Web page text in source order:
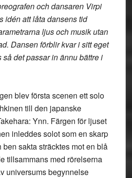
och dansaren Virpi
idén att låta dansens tid
ljus och musik utan
Dansen förblir kvar i sitt eget
så det passar in ännu bättre i
blev första scenen ett solo
till den japanske
Ynn. Färgen för ljuset
inleddes solot som en skarp
sakta sträcktes mot en blå
tillsammans med rörelserna
universums begynnelse